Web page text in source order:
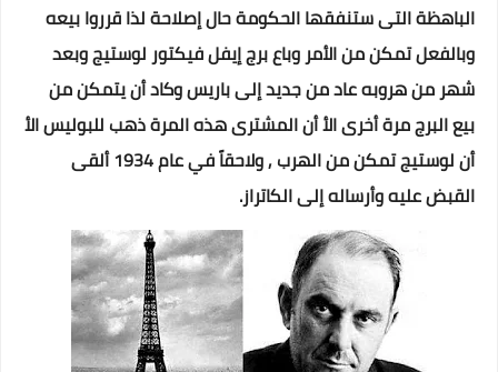
الباهظة التى ستنفقها الحكومة حال إصلاحة لذا قرروا بيعه
وبالفعل تمكن من الأمر وباع برج إيفل فيكتور لوستيج وبعد
شهر من هروبه عاد من جديد إلى باريس وكاد أن يتمكن من
بيع البرج مرة أخرى الأ أن المشترى هذه المرة ذهب للبوليس الأ
أن لوستيج تمكن من الهرب , ولاحقاً في عام 1934 ألقى
القبض عليه وأرساله إلى الكاتراز.